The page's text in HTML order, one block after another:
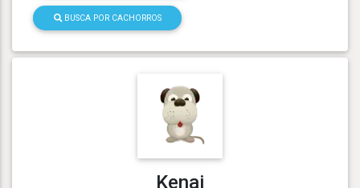
BUSCA POR CACHORROS
Kenai